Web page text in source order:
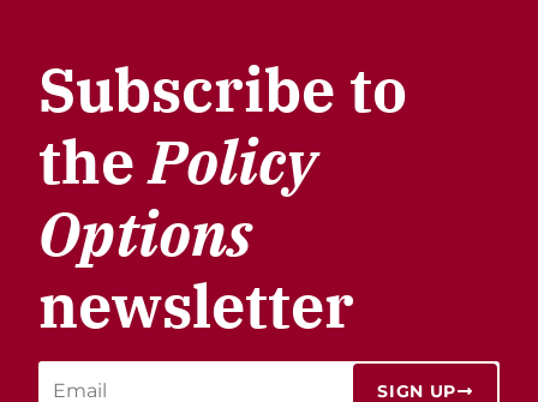
Subscribe to
thePolicy
Options
newsletter
SIGN UP